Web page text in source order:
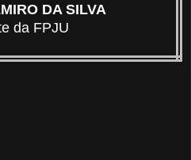
DA SILVA
da FPJU